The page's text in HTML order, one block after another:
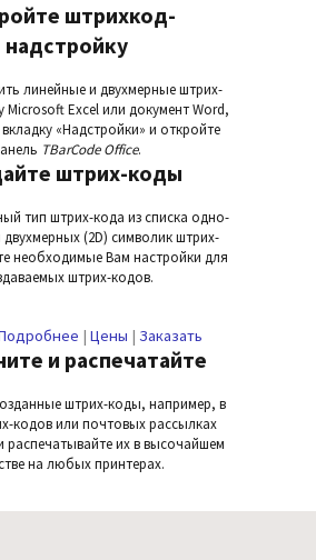
штрихкод-
надстройку
линейные и двухмерные штрих-
Microsoft Excel или документ Word,
«Надстройки» и откройте
TBarCode Office.
штрих-коды
тип штрих-кода из списка одно­
(2D) символик штрих-
не­об­хо­ди­мые Вам на­строй­ки для
штрих-кодов.
| Цены | Заказать
и распечатайте
штрих-коды, например, в
кодов или почтовых рассылках
распечатывайте их в высочайшем
на любых принтерах.